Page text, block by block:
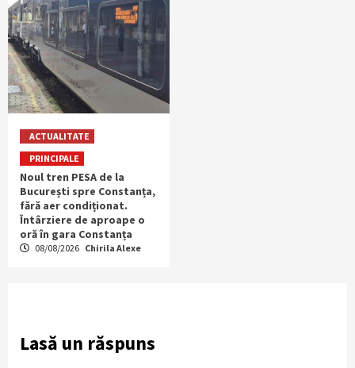
ACTUALITATE
PRINCIPALE
Noul tren PESA de la
București spre Constanța,
fără aer condiționat.
Întârziere de aproape o
oră în gara Constanța
08/08/2026 Chirila Alexe
Lasă un răspuns